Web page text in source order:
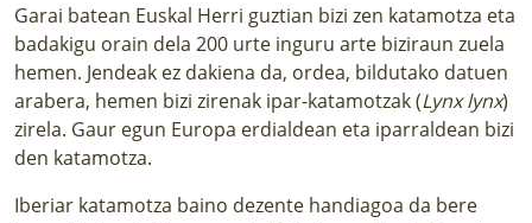
Garai batean Euskal Herri guztian bizi zen katamotza eta
badakigu orain dela 200 urte inguru arte biziraun zuela
hemen. Jendeak ez dakiena da, ordea, bildutako datuen
arabera, hemen bizi zirenak ipar-katamotzak (Lynx lynx)
zirela. Gaur egun Europa erdialdean eta iparraldean bizi
den katamotza.
Iberiar katamotza baino dezente handiagoa da bere